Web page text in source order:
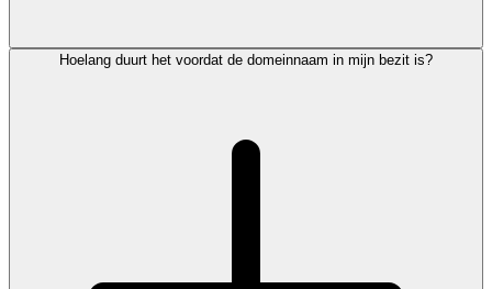
Hoelang duurt het voordat de domeinnaam in mijn bezit is?